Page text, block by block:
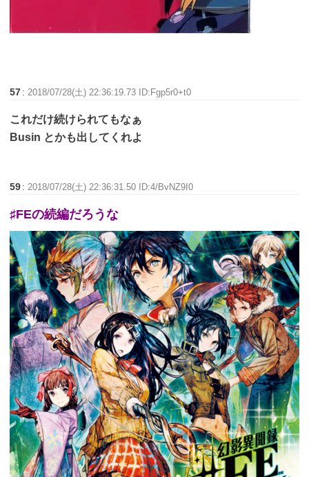
57 :2018/07/28(土) 22:36:19.73 ID:Fgp5r0+t0
これだけ続けられてもなぁ
Busin とかも出してくれよ
59 :2018/07/28(土) 22:36:31.50 ID:4/BvNZ9I0
♯FEの続編だろうな